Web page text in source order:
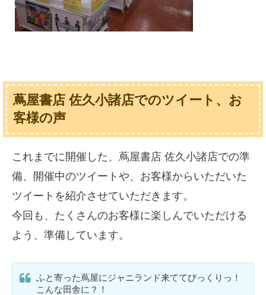
蔦屋書店 佐久小諸店でのツイート、お
客様の声
これまでに開催した、蔦屋書店 佐久小諸店での準
備、開催中のツイートや、お客様からいただいた
ツイートを紹介させていただきます。
今回も、たくさんのお客様に楽しんでいただける
よう、準備しています。
ふと寄った蔦屋にジャニランド来ててびっくりっ！
こんな田舎に？！